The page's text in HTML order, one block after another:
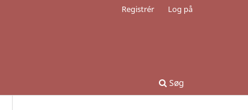
Søg
Registrér Log på